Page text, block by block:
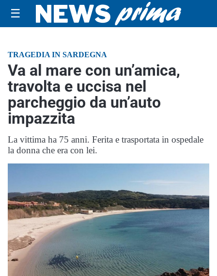
☰
TRAGEDIA IN SARDEGNA
Va al mare con un’amica,
travolta e uccisa nel
parcheggio da un’auto
impazzita
La vittima ha 75 anni. Ferita e trasportata in ospedale
la donna che era con lei.